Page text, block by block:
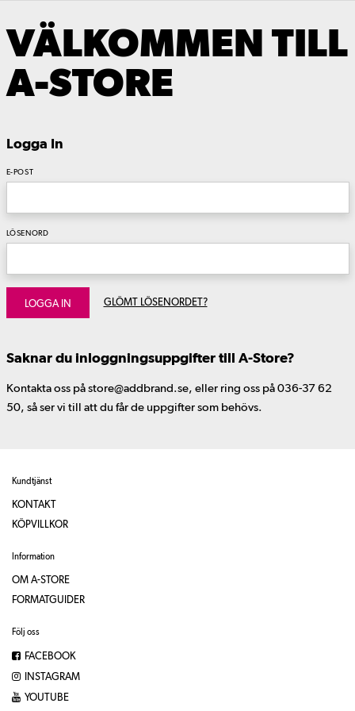
VÄLKOMMEN TILL
A-STORE
Logga In
E-POST
LÖSENORD
LOGGA IN GLÖMT LÖSENORDET?
Saknar du inloggningsuppgifter till A-Store?
Kontakta oss på store@addbrand.se, eller ring oss på 036-37 62
50, så ser vi till att du får de uppgifter som behövs.
Kundtjänst
KONTAKT
KÖPVILLKOR
Information
OM A-STORE
FORMATGUIDER
Följ oss
FACEBOOK
INSTAGRAM
YOUTUBE